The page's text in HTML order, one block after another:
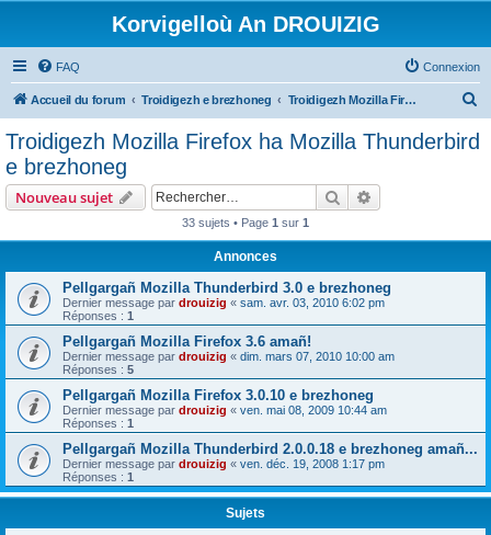
Korvigelloù An DROUIZIG
FAQ Connexion
Accueil du forum Troidigezh e brezhoneg Troidigezh Mozilla Firefox ha Mozilla Thunderbird e brezhoneg
Troidigezh Mozilla Firefox ha Mozilla Thunderbird
e brezhoneg
Nouveau sujet Rechercher
33 sujets • Page 1 sur 1
Annonces
Pellgargañ Mozilla Thunderbird 3.0 e brezhoneg
Dernier message par drouizig « sam. avr. 03, 2010 6:02 pm
Réponses : 1
Pellgargañ Mozilla Firefox 3.6 amañ!
Dernier message par drouizig « dim. mars 07, 2010 10:00 am
Réponses : 5
Pellgargañ Mozilla Firefox 3.0.10 e brezhoneg
Dernier message par drouizig « ven. mai 08, 2009 10:44 am
Réponses : 1
Pellgargañ Mozilla Thunderbird 2.0.0.18 e brezhoneg amañ...
Dernier message par drouizig « ven. déc. 19, 2008 1:17 pm
Réponses : 1
Sujets